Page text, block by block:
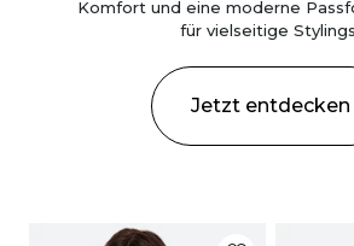
Komfort und eine moderne
für vielseitige
Jetzt entdecken